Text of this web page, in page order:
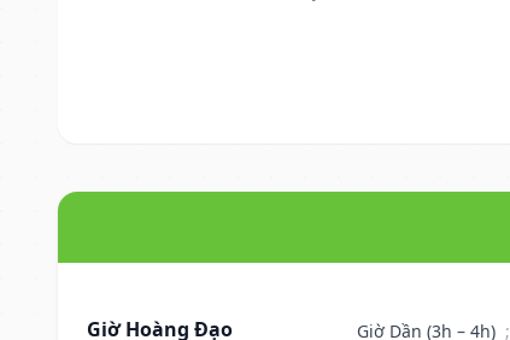
Giờ Hoàng Đạo Giờ Dần (3h – 4h) ;